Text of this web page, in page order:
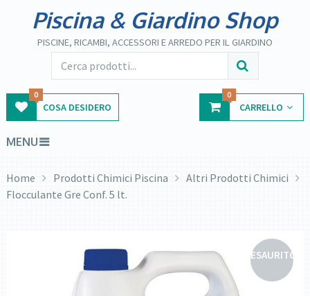
Piscina & Giardino Shop
PISCINE, RICAMBI, ACCESSORI E ARREDO PER IL GIARDINO
COSA DESIDERO
0
CARRELLO
0
MENU
Home Prodotti Chimici Piscina
Altri Prodotti Chimici
Flocculante Gre Conf. 5 lt.
ESAURITO